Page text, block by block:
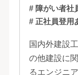
# 障がい者社
# 正社員登用
国内外建設
の他建設に
るエンジニ